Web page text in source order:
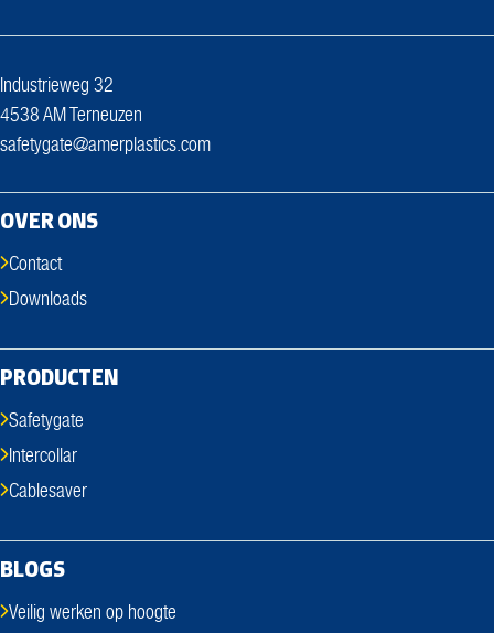
Industrieweg 32
4538 AM Terneuzen
safetygate@amerplastics.com
OVER ONS
Contact
Downloads
PRODUCTEN
Safetygate
Intercollar
Cablesaver
BLOGS
Veilig werken op hoogte